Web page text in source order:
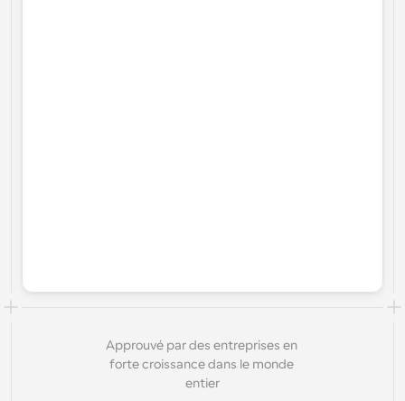
Approuvé par des entreprises en
forte croissance dans le monde
entier